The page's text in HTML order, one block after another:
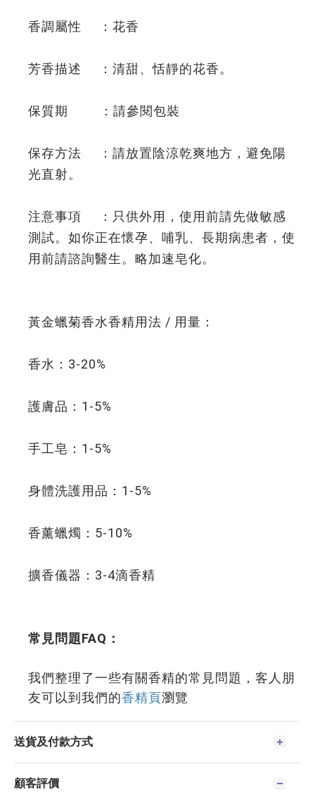
香調屬性 ：花香
芳香描述 ：清甜、恬靜的花香。
保質期 ：請參閱包裝
保存方法 ：請放置陰涼乾爽地方，避免陽
光直射。
注意事項 ：只供外用，使用前請先做敏感
測試。如你正在懷孕、哺乳、長期病患者，使
用前請諮詢醫生。略加速皂化。
黃金蠟菊香水香精用法 / 用量：
香水：3-20%
護膚品：1-5%
手工皂：1-5%
身體洗護用品：1-5%
香薰蠟燭：5-10%
擴香儀器：3-4滴香精
常見問題FAQ：
我們整理了一些有關香精的常見問題，客人朋
友可以到我們的香精頁瀏覽
送貨及付款方式
顧客評價